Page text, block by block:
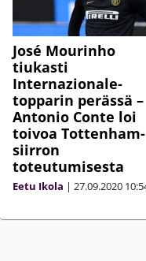
José Mourinho
tiukasti
Internazionale-
topparin perässä –
Antonio Conte loi
toivoa Tottenham-
siirron
toteutumisesta
Eetu Ikola | 27.09.2020